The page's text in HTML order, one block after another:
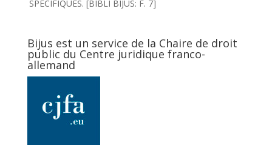
SPECIFIQUES. [BIBLI BIJUS: F. 7]
Bijus est un service de la Chaire de droit
public du Centre juridique franco-
allemand